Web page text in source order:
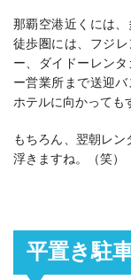
那覇空港近くには、
徒歩圏には、フジ
ー、ダイドーレン
ー営業所まで送迎
ホテルに向かっても
もちろん、翌朝レ
浮きますね。（笑）
平置き